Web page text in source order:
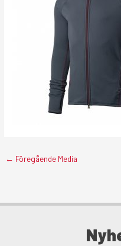
← Föregående Media